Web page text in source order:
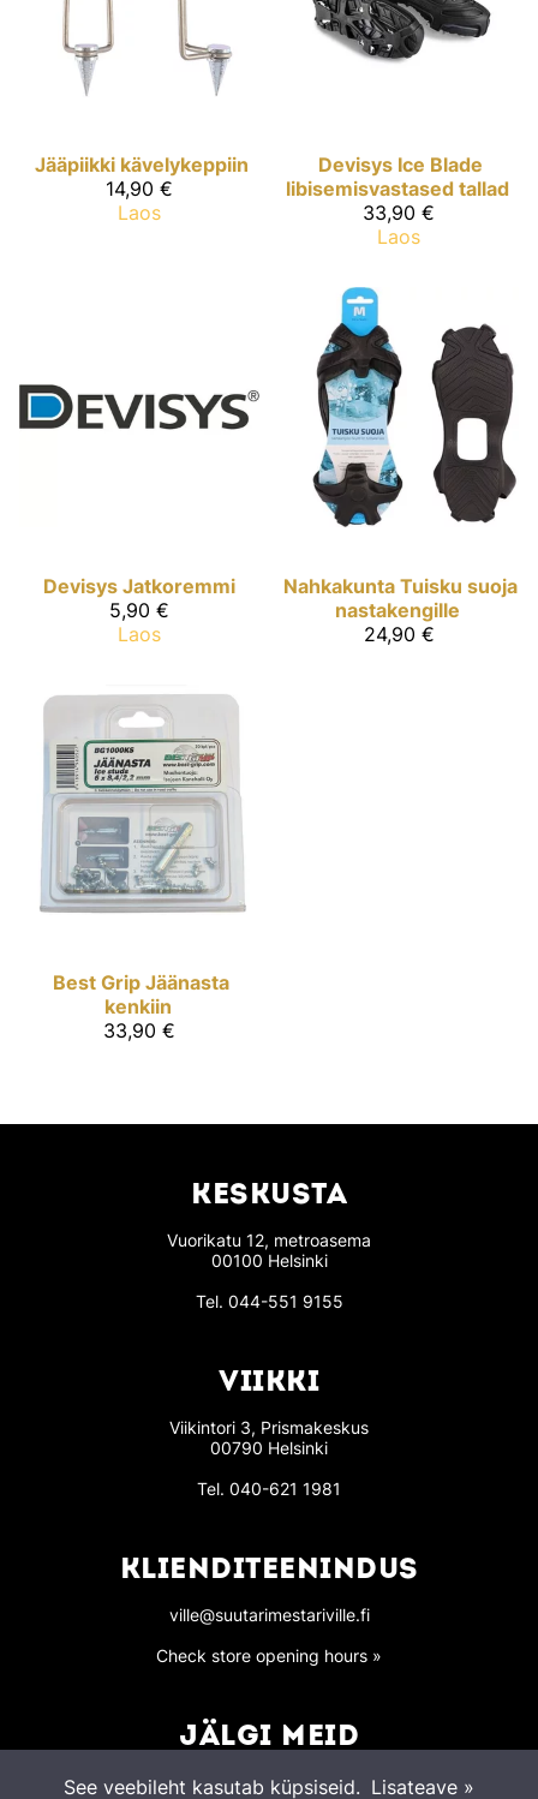
Jääpiikki kävelykeppiin
14,90 €
Laos
Devisys Ice Blade
libisemisvastased tallad
33,90 €
Laos
Devisys Jatkoremmi
5,90 €
Laos
Nahkakunta Tuisku suoja
nastakengille
24,90 €
Best Grip Jäänasta
kenkiin
33,90 €
KESKUSTA
Vuorikatu 12, metroasema
00100 Helsinki
Tel. 044-551 9155
VIIKKI
Viikintori 3, Prismakeskus
00790 Helsinki
Tel. 040-621 1981
KLIENDITEENINDUS
ville@suutarimestariville.fi
Check store opening hours »
JÄLGI MEID
See veebileht kasutab küpsiseid. Lisateave »